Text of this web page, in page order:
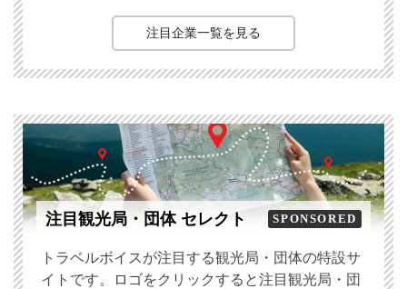
注目企業一覧を見る
注目観光局・団体 セレクト SPONSORED
トラベルボイスが注目する観光局・団体の特設サ
イトです。ロゴをクリックすると注目観光局・団